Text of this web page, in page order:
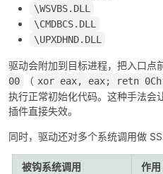
\WSVBS.DLL
\CMDBCS.DLL
\UPXDHND.DLL
驱动会附加到目标进程，把入口点
00
（ xor eax, eax; retn 0Ch
执行正常初始化代码。这种手法会
插件直接失效。
同时，驱动还对多个系统调用做
被钩系统调用
作用